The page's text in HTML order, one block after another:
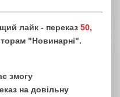
лайк - переказ 50,
"Новинарні".
змогу
на довільну